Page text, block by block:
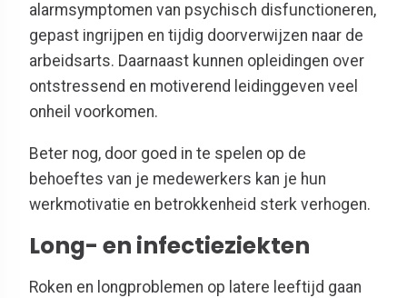
alarmsymptomen van psychisch disfunctioneren,
gepast ingrijpen en tijdig doorverwijzen naar de
arbeidsarts. Daarnaast kunnen opleidingen over
ontstressend en motiverend leidinggeven veel
onheil voorkomen.
Beter nog, door goed in te spelen op de
behoeftes van je medewerkers kan je hun
werkmotivatie en betrokkenheid sterk verhogen.
Long- en infectieziekten
Roken en longproblemen op latere leeftijd gaan